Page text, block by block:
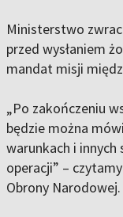
Ministerstwo
przed wysłaniem
mandat misji
„Po zakończeniu
będzie można
warunkach i innych
operacji” –
Obrony Narodowej.